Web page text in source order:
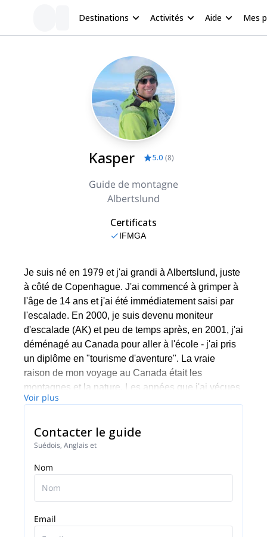
Destinations Activités Aide Mes
Kasper 5.0 (8)
Guide de montagne
Albertslund
Certificats
IFMGA
Je suis né en 1979 et j'ai grandi à Albertslund, juste
à côté de Copenhague. J'ai commencé à grimper à
l'âge de 14 ans et j'ai été immédiatement saisi par
l'escalade. En 2000, je suis devenu moniteur
d'escalade (AK) et peu de temps après, en 2001, j'ai
déménagé au Canada pour aller à l'école - j'ai pris
un diplôme en "tourisme d'aventure". La vraie
raison de mon voyage au Canada était les
montagnes et la nature. Les années que j'ai vécues
au Canada m'ont permis de développer mes
également commencé à suivre une formation pour
devenir un guide de montagne international.
temps à grimper, à skier et à être en programme. J'ai
également obtenu mon diplôme et je suis
maintenant reconnu internationalement comme
guide de montagne et comme un professionnel
Voir plus
Contacter le guide
Suédois, Anglais et
Nom
Email